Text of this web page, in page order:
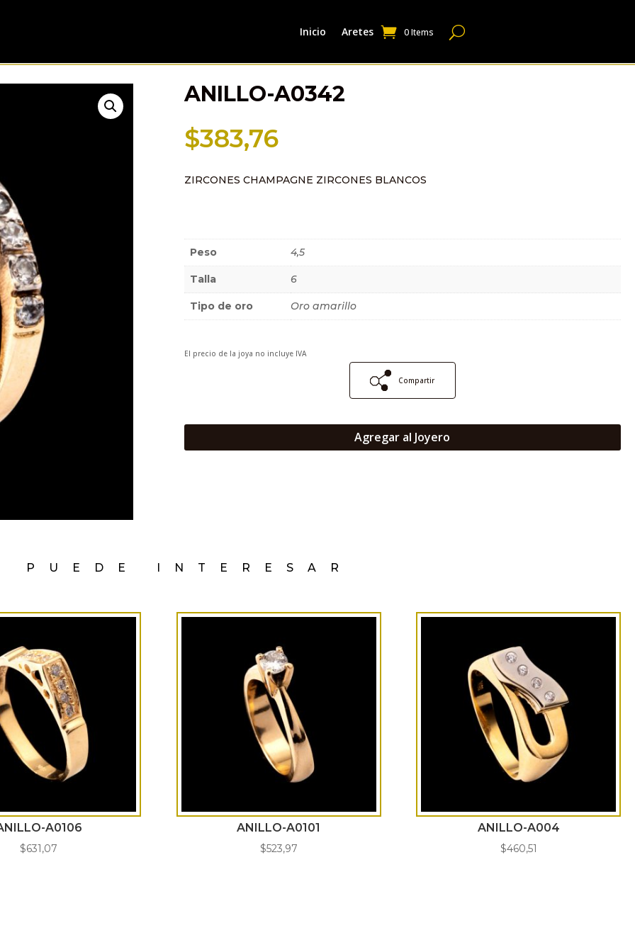
Inicio Aretes 0 Items
ANILLO-A0342
$383,76
ZIRCONES CHAMPAGNE ZIRCONES BLANCOS
Peso 4,5
Talla 6
Tipo de oro Oro amarillo
El precio de la joya no incluye IVA
Compartir
Agregar al Joyero
PUEDE INTERESAR
A0106
$631,07
ANILLO-A0101
$523,97
ANILLO-A004
$460,51